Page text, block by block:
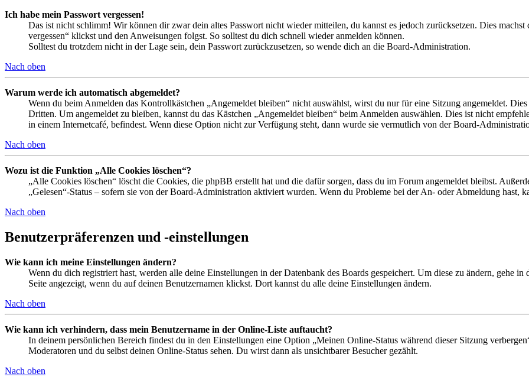
Ich habe mein Passwort vergessen!
Das ist nicht schlimm! Wir können dir zwar dein altes Passwort nicht wieder mitteilen, du kannst es jedoch zurücksetzen. Dies
vergessen“ klickst und den Anweisungen folgst. So solltest du dich schnell wieder anmelden können.
Solltest du trotzdem nicht in der Lage sein, dein Passwort zurückzusetzen, so wende dich an die Board-Administration.
Nach oben
Warum werde ich automatisch abgemeldet?
Wenn du beim Anmelden das Kontrollkästchen „Angemeldet bleiben“ nicht auswählst, wirst du nur für eine Sitzung angemeldet.
Dritten. Um angemeldet zu bleiben, kannst du das Kästchen „Angemeldet bleiben“ beim Anmelden auswählen. Dies ist nicht
in einem Internetcafé, befindest. Wenn diese Option nicht zur Verfügung steht, dann wurde sie vermutlich von der Board-
Nach oben
Wozu ist die Funktion „Alle Cookies löschen“?
„Alle Cookies löschen“ löscht die Cookies, die phpBB erstellt hat und die dafür sorgen, dass du im Forum angemeldet bleibst.
„Gelesen“-Status – sofern sie von der Board-Administration aktiviert wurden. Wenn du Probleme bei der An- oder Abmeldung hast,
Nach oben
Benutzerpräferenzen und -einstellungen
Wie kann ich meine Einstellungen ändern?
Wenn du dich registriert hast, werden alle deine Einstellungen in der Datenbank des Boards gespeichert. Um diese zu ändern, gehe
Seite angezeigt, wenn du auf deinen Benutzernamen klickst. Dort kannst du alle deine Einstellungen ändern.
Nach oben
Wie kann ich verhindern, dass mein Benutzername in der Online-Liste auftaucht?
In deinem persönlichen Bereich findest du in den Einstellungen eine Option „Meinen Online-Status während dieser Sitzung
Moderatoren und du selbst deinen Online-Status sehen. Du wirst dann als unsichtbarer Besucher gezählt.
Nach oben